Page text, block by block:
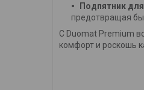
Подпятник
предотвращая
С Duomat Premium
комфорт и роскошь